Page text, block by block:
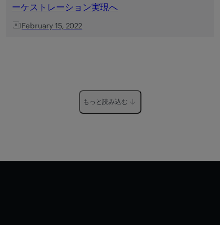
ーケストレーション実現へ
February 15, 2022
もっと読み込む